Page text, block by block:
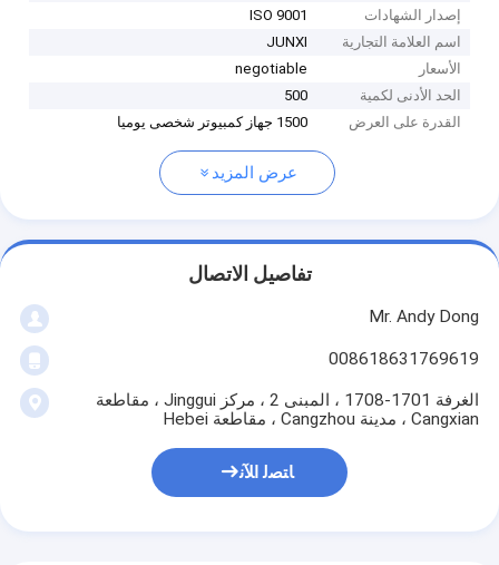
إصدار الشهادات
ISO 9001
اسم العلامة التجارية
JUNXI
الأسعار
negotiable
الحد الأدنى لكمية
500
القدرة على العرض
1500 جهاز كمبيوتر شخصى يوميا
عرض المزيد
تفاصيل الاتصال
Mr. Andy Dong
008618631769619
الغرفة 1701-1708 ، المبنى 2 ، مركز Jinggui ، مقاطعة
Cangxian ، مدينة Cangzhou ، مقاطعة Hebei
ﺎﺘﺼﻟ ﺍﻶﻧ